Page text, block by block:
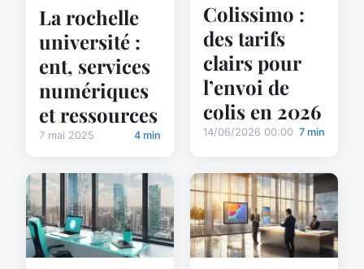
La rochelle
université :
ent, services
numériques
et ressources
7 mai 2025 4 min
Colissimo :
des tarifs
clairs pour
l’envoi de
colis en 2026
14/06/2026 00:00 7 min